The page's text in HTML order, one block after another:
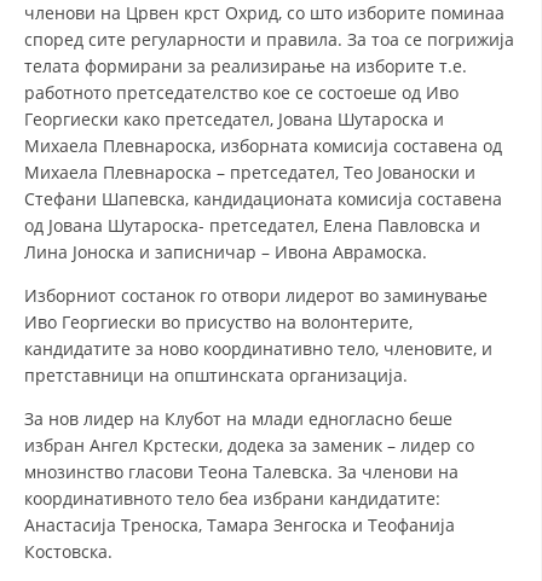
ПРОЕКТИ – ПОДГОТВЕНОСТ И ДЕЈСТВУВАЊЕ ПРИ КАТАСТРОФИ
ОДНОСИ СО ЈАВНОСТ
ИСТРАЖУВАЊЕ НА ЈАВНО МИСЛЕЊЕ
МЕЃУНАРОДНА СОРАБОТКА
ЗНАЧЕЊЕ НА СЛУЖБАТА ЗА БАРАЊЕ
ФОРМУЛАРИ ЗА БАРАЊА
ЗДРАВСТВЕНО ПРЕВЕНТИВНА ДЕЈНОСТ
КРВОДАРИТЕЛСТВО
МЕНАЏМЕНТ НА ВОЛОНТЕРИ
членови на Црвен крст Охрид, со што изборите поминаа
според сите регуларности и правила. За тоа се погрижија
телата формирани за реализирање на изборите т.е.
работното претседателство кое се состоеше од Иво
Георгиески како претседател, Јована Шутароска и
Михаела Плевнароска, изборната комисија составена од
Михаела Плевнароска – претседател, Тео Јованоски и
Стефани Шапевска, кандидационата комисија составена
од Јована Шутароска- претседател, Елена Павловска и
Лина Јоноска и записничар – Ивона Аврамоска.
Изборниот состанок го отвори лидерот во заминување
Иво Георгиески во присуство на волонтерите,
кандидатите за ново координативно тело, членовите, и
претставници на општинската организација.
За нов лидер на Клубот на млади едногласно беше
избран Ангел Крстески, додека за заменик – лидер со
мнозинство гласови Теона Талевска. За членови на
координативното тело беа избрани кандидатите:
Анастасија Треноска, Тамара Зенгоска и Теофанија
Костовска.